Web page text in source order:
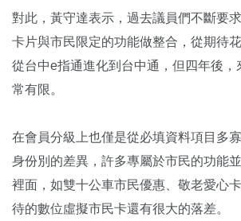
對此，黃守達表示，過去議員們不斷要
卡片與市民限定的功能做整合，從期待
從台中e指通進化到台中通，但四年後，
常有限。
在會員分級上也僅是從必填資料項目多
身份別的差異，許多專屬於市民的功能
裡面，如雙十公車市民優惠、敬老愛心
待的數位虛擬市民卡還有很大的落差。